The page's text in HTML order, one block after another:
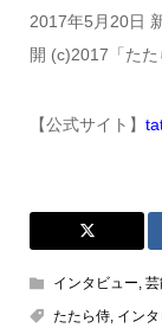
2017年5月20日
開 (c)2017「た
【公式サイト】
インタビュー,
たたら侍, イン